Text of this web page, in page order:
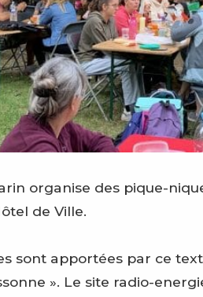
organise des pique-
de Ville.
sont apportées par ce
». Le site radio-